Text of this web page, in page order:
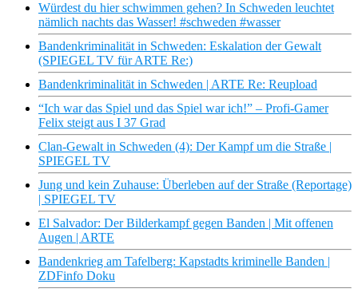
Würdest du hier schwimmen gehen? In Schweden leuchtet
nämlich nachts das Wasser! #schweden #wasser
Bandenkriminalität in Schweden: Eskalation der Gewalt
(SPIEGEL TV für ARTE Re:)
Bandenkriminalität in Schweden | ARTE Re: Reupload
“Ich war das Spiel und das Spiel war ich!” – Profi-Gamer
Felix steigt aus I 37 Grad
Clan-Gewalt in Schweden (4): Der Kampf um die Straße |
SPIEGEL TV
Jung und kein Zuhause: Überleben auf der Straße (Reportage)
| SPIEGEL TV
El Salvador: Der Bilderkampf gegen Banden | Mit offenen
Augen | ARTE
Bandenkrieg am Tafelberg: Kapstadts kriminelle Banden |
ZDFinfo Doku